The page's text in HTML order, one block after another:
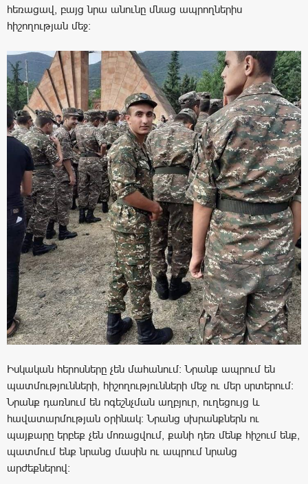
հեռացավ, բայց նրա անունը մնաց ապրողներիս
հիշողության մեջ:
Իսկական հերոսները չեն մահանում: Նրանք ապրում են
պատմությունների, հիշողությունների մեջ ու մեր սրտերում:
Նրանք դառնում են ոգեշնչման աղբյուր, ուղեցույց և
հավատարմության օրինակ: Նրանց սխրանքներն ու
պայքարը երբեք չեն մոռացվում, քանի դեռ մենք հիշում ենք,
պատմում ենք նրանց մասին ու ապրում նրանց
արժեքներով: